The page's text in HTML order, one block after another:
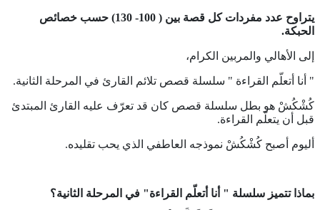
يتراوح عدد مفردات كل قصة بين ( 100- 130) حسب خصائص
الحبكة.
إلى الأهالي والمربين الكرام،
" أنا أتعلّم القراءة " سلسلة قصص تلائم القارئ في المرحلة الثانية.
كُشْكُشْ هو بطل سلسلة قصص كان قد تعرّف عليه القارئ المبتدئ
قبل أن يتعلّم القراءة.
أليوم أصبح كُشْكُشْ نموذجه العاطفي الذي يحب تقليده.
بماذا تتميز سلسلة " أنا أتعلّم القراءة" في المرحلة الثانية؟